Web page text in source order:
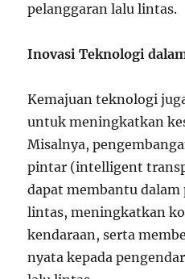
pelanggaran lalu lintas.
Inovasi Teknologi
Kemajuan teknologi
untuk meningkatkan
Misalnya,
pintar (intelligent
dapat membantu
lintas, meningkatkan
kendaraan, serta
nyata kepada